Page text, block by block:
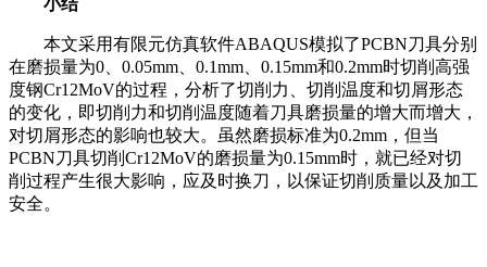
本文采用有限元仿真软件ABAQUS模拟了PCBN刀具分别
在磨损量为0、0.05mm、0.1mm、0.15mm和0.2mm时切削高强
度钢Cr12MoV的过程，分析了切削力、切削温度和切屑形态
的变化，即切削力和切削温度随着刀具磨损量的增大而增大，
对切屑形态的影响也较大。虽然磨损标准为0.2mm，但当
PCBN刀具切削Cr12MoV的磨损量为0.15mm时，就已经对切
削过程产生很大影响，应及时换刀，以保证切削质量以及加工
安全。